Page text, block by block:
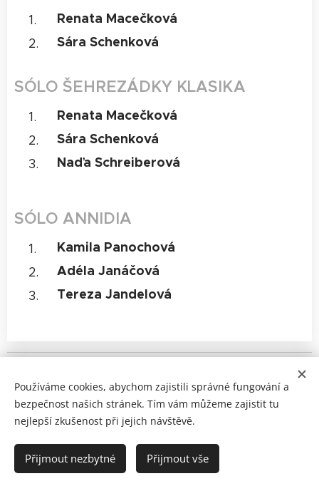
Renata Macečková
Sára Schenková
SÓLO ŠEHREZÁDKY KLASIKA
Renata Macečková
Sára Schenková
Naďa Schreiberová
SÓLO ANNIDIA
Kamila Panochová
Adéla Janáčová
Tereza Jandelová
© 2025 Všechna práva na shimmy vyhrazena
Powered by Dum Tek Tek Dum Tek ♥
© 2025 Festival Habibi
Dance It Out!
Cookies
Jazyky
Používáme cookies, abychom zajistili správné fungování a
bezpečnost našich stránek. Tím vám můžeme zajistit tu
nejlepší zkušenost při jejich návštěvě.
Přijmout nezbytné Přijmout vše